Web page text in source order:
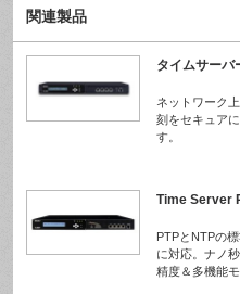
関連製品
タイムサーバ
ネットワーク
刻をセキュア
す。
Time Server
PTPとNTPの
に対応。ナノ
精度＆多機能モ